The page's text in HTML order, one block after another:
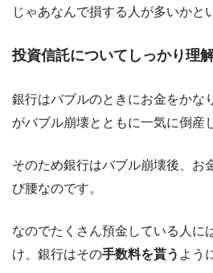
じゃあなんで損する人が多いかと
投資信託についてしっかり理
銀行はバブルのときにお金をかな
がバブル崩壊とともに一気に倒産
そのため銀行はバブル崩壊後、お
び腰なのです。
なのでたくさん預金している人に
け、銀行はその手数料を貰う よう